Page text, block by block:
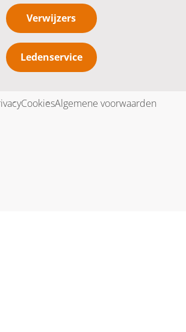
Verwijzers
Ledenservice
CookiesAlgemene voorwaarden